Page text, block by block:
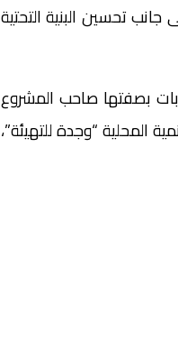
تحسين البنية التحتية
بصفتها صاحب المشروع
المحلية “وجدة للتهيئة”،